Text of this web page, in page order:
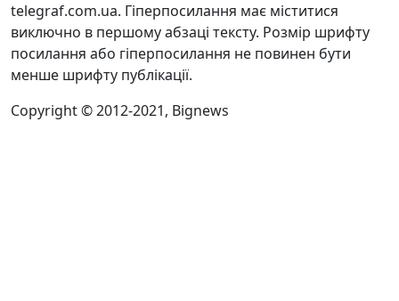
telegraf.com.ua. Гіперпосилання має міститися
виключно в першому абзаці тексту. Розмір шрифту
посилання або гіперпосилання не повинен бути
менше шрифту публікації.
Copyright © 2012-2021, Bignews